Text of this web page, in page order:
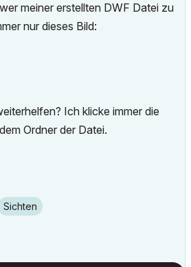
meiner erstellten DWF Datei zu
nur dieses Bild:
Ich klicke immer die
Ordner der Datei.
Sichten